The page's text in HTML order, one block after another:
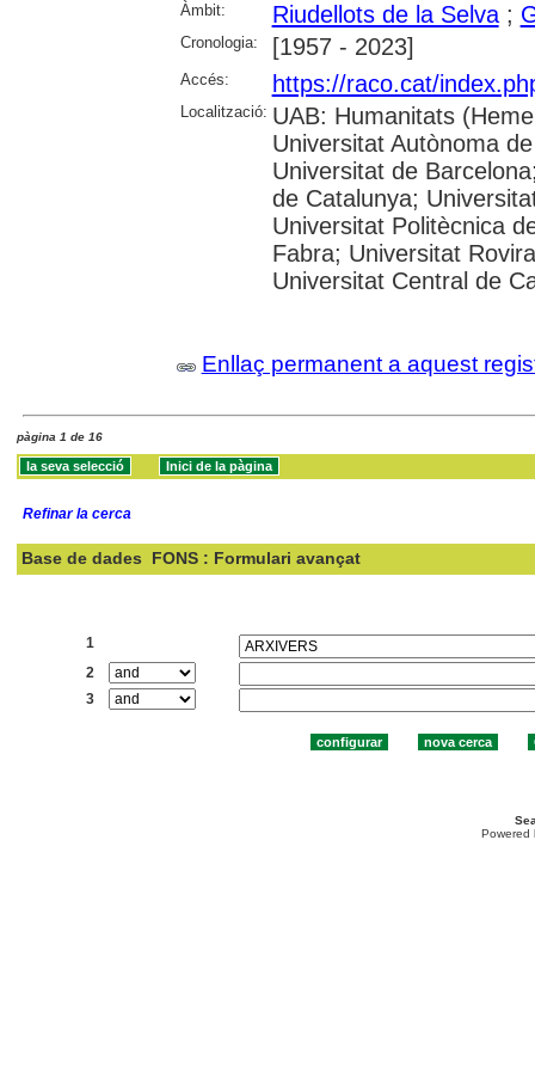
Àmbit: Riudellots de la Selva;
Cronologia: [1957 - 2023]
Accés: https://raco.cat/
Localització: UAB: Humanitats
Universitat Autònoma
Universitat de
de Catalunya;
Universitat Politècnica
Fabra; Universitat
Universitat Central de
Enllaç permanent a aquest
pàgina 1 de 16
Refinar la cerca
Base de dades FONS : Formulari avançat
1
2
3